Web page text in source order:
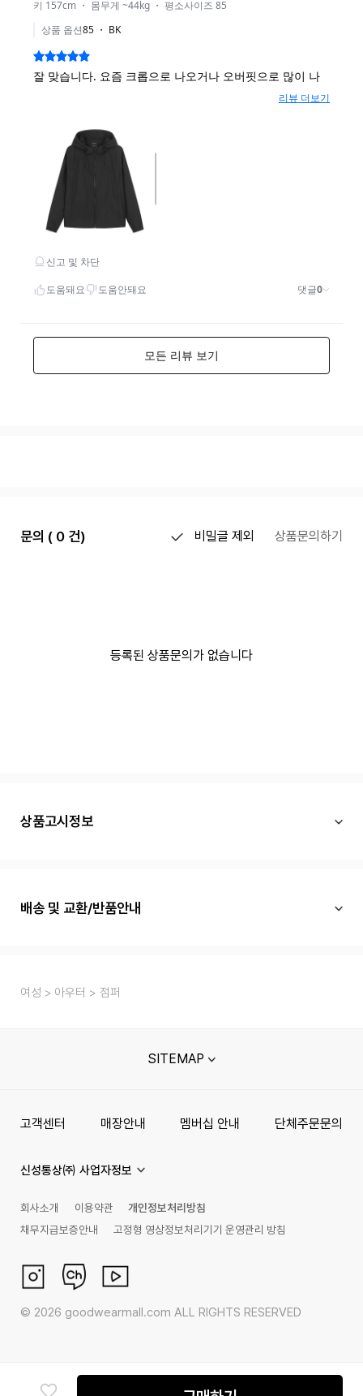
문의 ( 0 건) 비밀글 제외 상품문의하기
등록된 상품문의가 없습니다
상품고시정보
배송 및 교환/반품안내
여성 아우터 점퍼
SITEMAP
고객센터 매장안내 멤버십 안내 단체주문문의
신성통상㈜ 사업자정보
회사소개 이용약관
개인정보처리방침
채무지급보증안내
고정형 영상정보처리기기 운영관리 방침
© 2026 goodwearmall.com ALL RIGHTS RESERVED